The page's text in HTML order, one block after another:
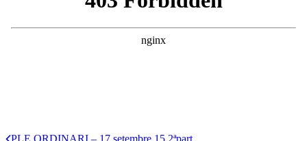
PLE ORDINARI – 17 setembre 15 2ªpart